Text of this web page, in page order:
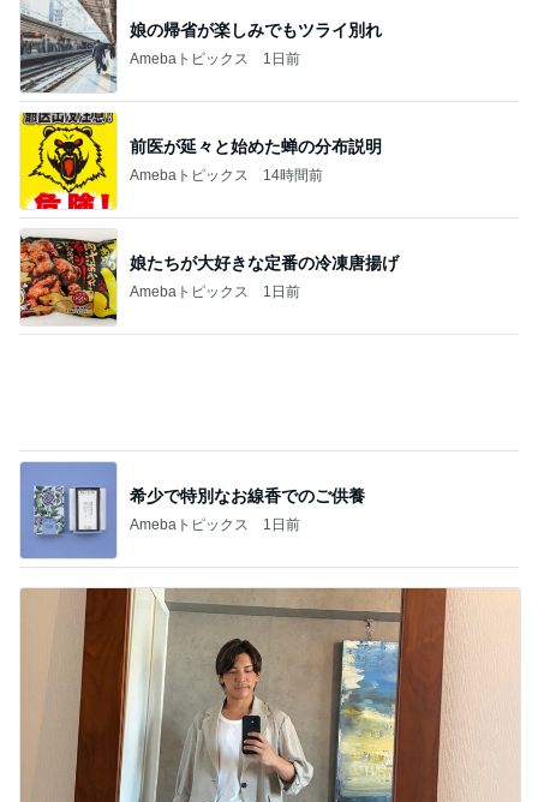
前医が延々と始めた蝉の分布説明
Amebaトピックス 14時間前
娘たちが大好きな定番の冷凍唐揚げ
Amebaトピックス 1日前
ヒデ 第2回首都高での婚活会議
Amebaトピックス 21時間前